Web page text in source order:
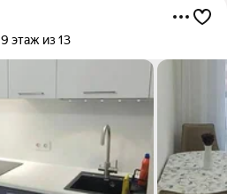
9 этаж из 13